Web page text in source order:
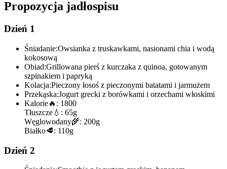
Propozycja jadłospisu
Dzień 1
Śniadanie:Owsianka z truskawkami, nasionami chia i wodą
kokosową
Obiad:Grillowana pierś z kurczaka z quinoa, gotowanym
szpinakiem i papryką
Kolacja:Pieczony łosoś z pieczonymi batatami i jarmużem
Przekąska:Jogurt grecki z borówkami i orzechami włoskimi
Kalorie🔥: 1800
Tłuszcze 💧: 65g
Węglowodany🌾: 200g
Białko🥩: 110g
Dzień 2